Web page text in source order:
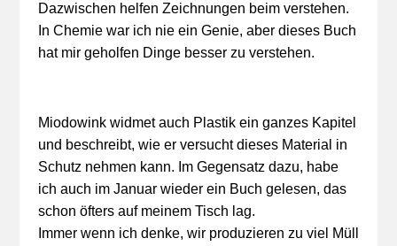
Dazwischen helfen Zeichnungen beim verstehen.
In Chemie war ich nie ein Genie, aber dieses Buch
hat mir geholfen Dinge besser zu verstehen.
Miodowink widmet auch Plastik ein ganzes Kapitel
und beschreibt, wie er versucht dieses Material in
Schutz nehmen kann. Im Gegensatz dazu, habe
ich auch im Januar wieder ein Buch gelesen, das
schon öfters auf meinem Tisch lag.
Immer wenn ich denke, wir produzieren zu viel Müll